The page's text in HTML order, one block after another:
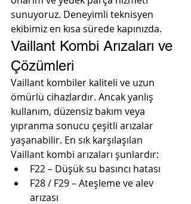
sunuyoruz. Deneyimli teknisyen
ekibimiz en kısa sürede kapınızda.
Vaillant Kombi Arızaları ve
Çözümleri
Vaillant kombiler kaliteli ve uzun
ömürlü cihazlardır. Ancak yanlış
kullanım, düzensiz bakım veya
yıpranma sonucu çeşitli arızalar
yaşanabilir. En sık karşılaşılan
Vaillant kombi arızaları şunlardır:
F22 – Düşük su basıncı hatası
F28 / F29 – Ateşleme ve alev
arızası